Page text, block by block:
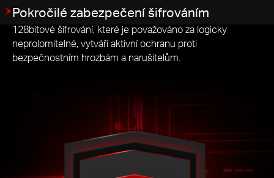
Pokročilé zabezpečení šifrováním
128bitové šifrování, které je považováno za logicky
neprolomitelné, vytváří aktivní ochranu proti
bezpečnostním hrozbám a narušitelům.